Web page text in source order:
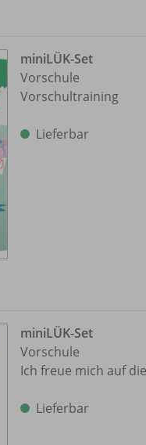
miniLÜK-Set
Vorschule
Vorschultraining
Lieferbar
miniLÜK-Set
Vorschule
Ich freue mich auf
Lieferbar